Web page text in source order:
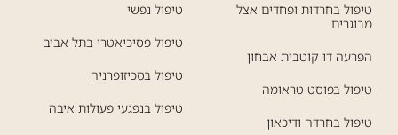
טיפול בחרדות ופחדים אצל
מבוגרים
הפרעה דו קוטבית אבחון
טיפול בפוסט טראומה
טיפול בחרדה ודיכאון
טיפול נפשי
טיפול פסיכיאטרי בתל אביב
טיפול בסכיזופרניה
טיפול בנפגעי פעולות איבה